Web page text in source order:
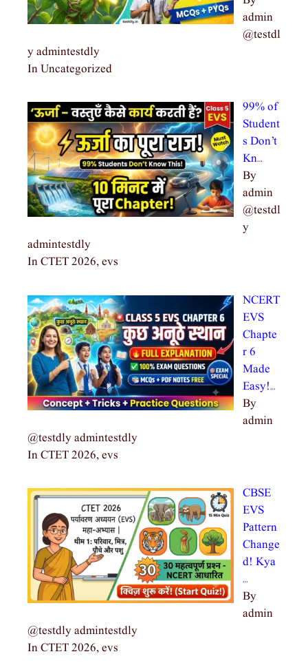
admin
@testdl
y admintestdly
In Uncategorized
99% of
Student
s Don’t
Kn…
By
admin
@testdl
y
admintestdly
In CTET 2026, evs
NCERT
EVS
Chapte
r 6
Made
Easy!…
By
admin
@testdly admintestdly
In CTET 2026, evs
CBSE
EVS
Pattern
Change
d! Kya
…
By
admin
@testdly admintestdly
In CTET 2026, evs